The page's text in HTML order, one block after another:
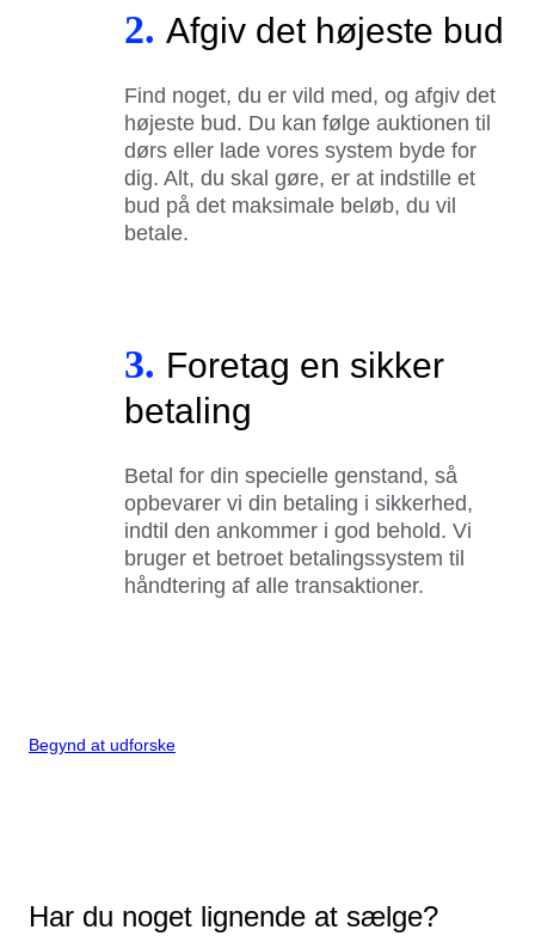
2. Afgiv det højeste bud
Find noget, du er vild med, og afgiv det
højeste bud. Du kan følge auktionen til
dørs eller lade vores system byde for
dig. Alt, du skal gøre, er at indstille et
bud på det maksimale beløb, du vil
betale.
3. Foretag en sikker
betaling
Betal for din specielle genstand, så
opbevarer vi din betaling i sikkerhed,
indtil den ankommer i god behold. Vi
bruger et betroet betalingssystem til
håndtering af alle transaktioner.
Begynd at udforske
Har du noget lignende at sælge?